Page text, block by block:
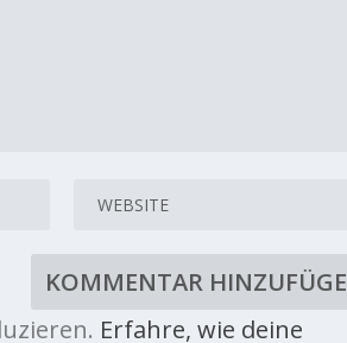
Erfahre, wie deine